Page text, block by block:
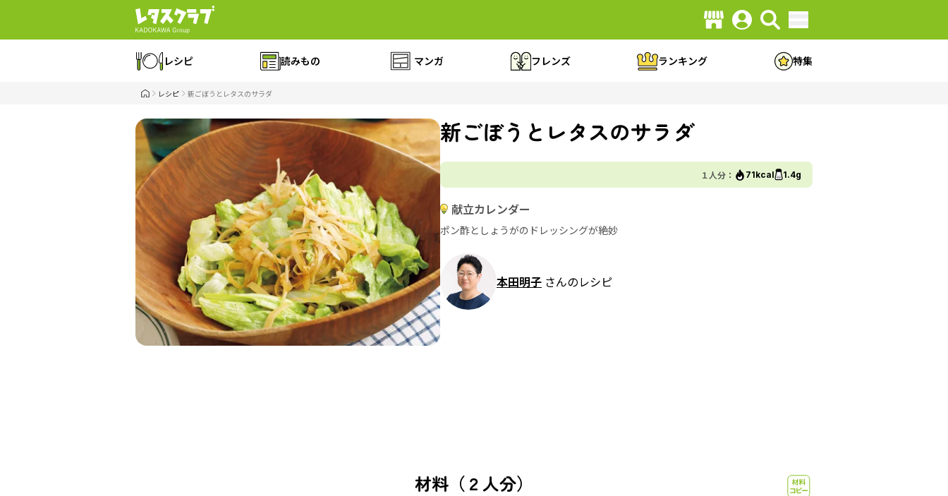
レシピ 読みもの マンガ フレンズ ランキング 特集
レシピ 新ごぼうとレタスのサラダ
新ごぼうとレタスのサラダ
１人分： 71kcal 1.4g
献立カレンダー
ポン酢としょうがのドレッシングが絶妙
本田明子 さんのレシピ
材料（２人分）